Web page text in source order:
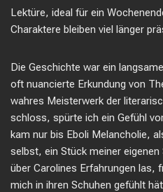
Lektüre, ideal für ein
Charaktere bleiben viel länger
Die Geschichte war ein
oft nuancierte Erkundung von
wahres Meisterwerk der
schloss, spürte ich ein Gefühl
kam nur bis Eboli Melancholie,
selbst, ein Stück meiner
über Carolines Erfahrungen las,
mich in ihren Schuhen gefühlt